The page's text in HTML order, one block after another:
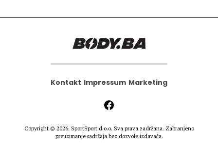
Kontakt Impressum Marketing
Copyright © 2026. SportSport d.o.o. Sva prava zadržana. Zabranjeno
preuzimanje sadržaja bez dozvole izdavača.